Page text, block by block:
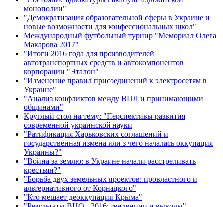
монополии"
"Демократизация образовательной сферы в Украине и
новые возможности для конфессиональных школ"
Международный футбольный турнир "Мемориал Олега
Макарова 2017"
"Итоги 2016 года для производителей
автотранспортных средств и автокомпонентов
корпорации "Эталон"
"Изменение правил присоединений к электросетям в
Украине"
"Анализ конфликтов между ВПЛ и принимающими
общинами"
Круглый стол на тему: "Перспективы развития
современной украинской науки
"Ратификация Харьковских соглашений и
государственная измена или з чего началась оккупация
Украины?"
"Война за землю: в Украине начали расстреливать
крестьян?"
"Борьба двух земельных проектов: провластного и
альтернативного от Корнацкого"
"Кто мешает деоккупации Крыма"